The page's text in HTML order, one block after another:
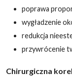
poprawa
wygładzenie
redukcja
przywrócenie
Chirurgiczna